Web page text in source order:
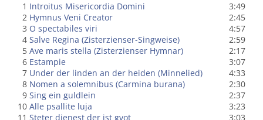
1 Introitus Misericordia Domini
3:49
2 Hymnus Veni Creator
2:45
3 O spectabiles viri
4:57
4 Salve Regina (Zisterzienser-Singweise)
2:59
5 Ave maris stella (Zisterzienser Hymnar)
2:17
6 Estampie
3:07
7 Under der linden an der heiden (Minnelied)
4:33
8 Nomen a solemnibus (Carmina burana)
2:30
9 Sing ein guldlein
2:37
10 Alle psallite luja
3:23
11 Steter dienest der ist gvot
3:03